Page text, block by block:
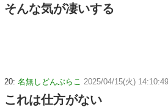
そんな気が凄いする
20: 名無しどんぶらこ 2025/04/15(火)
これは仕方がない